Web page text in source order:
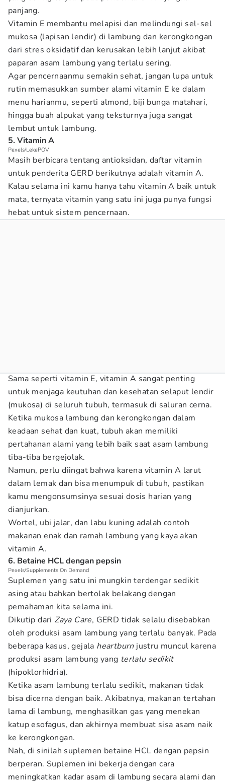
panjang.
Vitamin E membantu melapisi dan melindungi sel-sel
mukosa (lapisan lendir) di lambung dan kerongkongan
dari stres oksidatif dan kerusakan lebih lanjut akibat
paparan asam lambung yang terlalu sering.
Agar pencernaanmu semakin sehat, jangan lupa untuk
rutin memasukkan sumber alami vitamin E ke dalam
menu harianmu, seperti almond, biji bunga matahari,
hingga buah alpukat yang teksturnya juga sangat
lembut untuk lambung.
5. Vitamin A
Pexels/LekePOV
Masih berbicara tentang antioksidan, daftar vitamin
untuk penderita GERD berikutnya adalah vitamin A.
Kalau selama ini kamu hanya tahu vitamin A baik untuk
mata, ternyata vitamin yang satu ini juga punya fungsi
hebat untuk sistem pencernaan.
Sama seperti vitamin E, vitamin A sangat penting
untuk menjaga keutuhan dan kesehatan selaput lendir
(mukosa) di seluruh tubuh, termasuk di saluran cerna.
Ketika mukosa lambung dan kerongkongan dalam
keadaan sehat dan kuat, tubuh akan memiliki
pertahanan alami yang lebih baik saat asam lambung
tiba-tiba bergejolak.
Namun, perlu diingat bahwa karena vitamin A larut
dalam lemak dan bisa menumpuk di tubuh, pastikan
kamu mengonsumsinya sesuai dosis harian yang
dianjurkan.
Wortel, ubi jalar, dan labu kuning adalah contoh
makanan enak dan ramah lambung yang kaya akan
vitamin A.
6. Betaine HCL dengan pepsin
Pexels/Supplements On Demand
Suplemen yang satu ini mungkin terdengar sedikit
asing atau bahkan bertolak belakang dengan
pemahaman kita selama ini.
Dikutip dari Zaya Care, GERD tidak selalu disebabkan
oleh produksi asam lambung yang terlalu banyak. Pada
beberapa kasus, gejala heartburnjustru muncul karena
produksi asam lambung yang terlalu sedikit
(hipoklorhidria).
Ketika asam lambung terlalu sedikit, makanan tidak
bisa dicerna dengan baik. Akibatnya, makanan tertahan
lama di lambung, menghasilkan gas yang menekan
katup esofagus, dan akhirnya membuat sisa asam naik
ke kerongkongan.
Nah, di sinilah suplemen betaine HCL dengan pepsin
berperan. Suplemen ini bekerja dengan cara
meningkatkan kadar asam di lambung secara alami dan